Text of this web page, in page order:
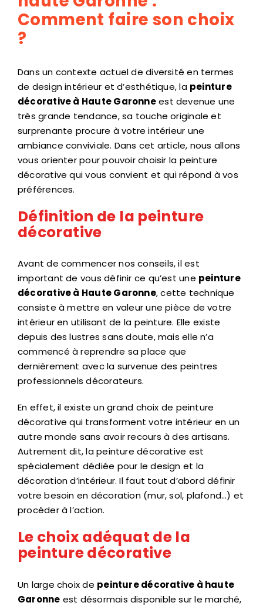
Comment faire son choix
?
Dans un contexte actuel de diversité en termes
de design intérieur et d’esthétique, la peinture
décorative à Haute Garonneest devenue une
très grande tendance, sa touche originale et
surprenante procure à votre intérieur une
ambiance conviviale. Dans cet article, nous allons
vous orienter pour pouvoir choisir la peinture
décorative qui vous convient et qui répond à vos
préférences.
Définition de la peinture
décorative
Avant de commencer nos conseils, il est
important de vous définir ce qu’est une peinture
décorative à Haute Garonne, cette technique
consiste à mettre en valeur une pièce de votre
intérieur en utilisant de la peinture. Elle existe
depuis des lustres sans doute, mais elle n’a
commencé à reprendre sa place que
dernièrement avec la survenue des peintres
professionnels décorateurs.
En effet, il existe un grand choix de peinture
décorative qui transforment votre intérieur en un
autre monde sans avoir recours à des artisans.
Autrement dit, la peinture décorative est
spécialement dédiée pour le design et la
décoration d’intérieur. Il faut tout d’abord définir
votre besoin en décoration (mur, sol, plafond…) et
procéder à l’action.
Le choix adéquat de la
peinture décorative
Un large choix de peinture décorative à haute
Garonne est désormais disponible sur le marché,